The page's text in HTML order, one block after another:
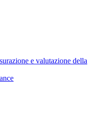
e valutazione della